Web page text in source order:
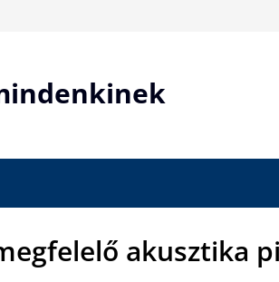
akusztika